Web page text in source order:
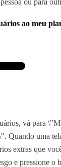
ou para
ao meu
vá para
Quando uma
extras que
e pressione o